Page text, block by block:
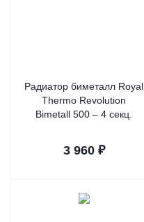
Радиатор биметалл Royal
Thermo Revolution
Bimetall 500 – 4 секц.
3 960₽